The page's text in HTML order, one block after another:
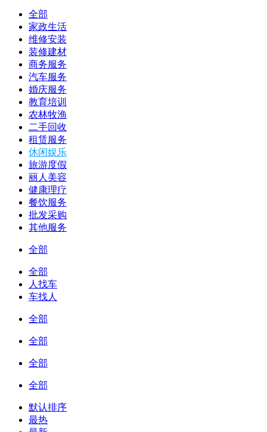
全部
家政生活
维修安装
装修建材
商务服务
汽车服务
婚庆服务
教育培训
农林牧渔
二手回收
租赁服务
休闲娱乐
旅游度假
丽人美容
健康理疗
餐饮服务
批发采购
其他服务
全部
全部
人找车
车找人
全部
全部
全部
全部
默认排序
最热